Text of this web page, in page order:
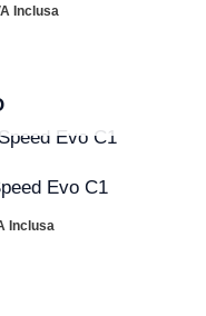
Inclusa
Evo C1
€.
Inclusa